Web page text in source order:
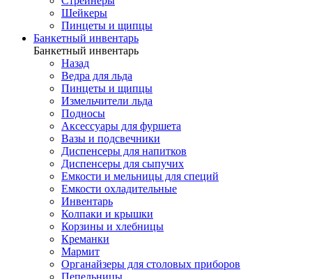
Шейкеры
Пинцеты и щипцы
Банкетный инвентарь
Банкетный инвентарь
Назад
Ведра для льда
Пинцеты и щипцы
Измельчители льда
Подносы
Аксессуары для фуршета
Вазы и подсвечники
Диспенсеры для напитков
Диспенсеры для сыпучих
Емкости и мельницы для специй
Емкости охладительные
Инвентарь
Колпаки и крышки
Корзины и хлебницы
Креманки
Мармит
Органайзеры для столовых приборов
Пепельницы